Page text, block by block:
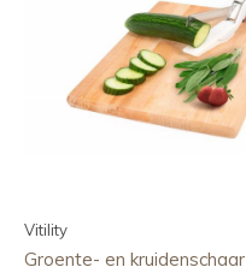
Vitility
Groente- en kruidenschaar